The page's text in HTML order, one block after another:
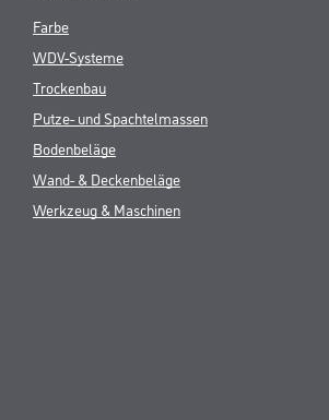
Farbe
WDV-Systeme
Trockenbau
Putze- und Spachtelmassen
Bodenbeläge
Wand- & Deckenbeläge
Werkzeug & Maschinen